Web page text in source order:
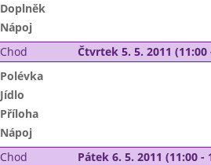
Doplněk
Nápoj
Chod Čtvrtek 5. 5. 2011 (11:00
Polévka
Jídlo
Příloha
Nápoj
Chod Pátek 6. 5. 2011 (11:00 -